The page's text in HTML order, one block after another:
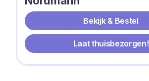
Bekijk & Bestel
Laat thuisbezorgen!